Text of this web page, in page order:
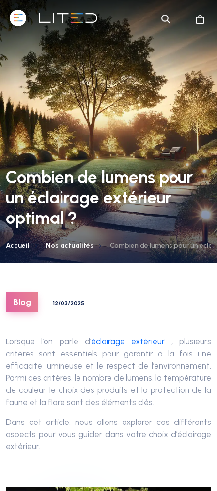
Combien de lumens pour
un éclairage extérieur
optimal ?
Accueil Nos actualités Combien de lumens pour un
Blog 12/03/2025
Lorsque l’on parle d’éclairage extérieur , plusieurs
critères sont essentiels pour garantir à la fois une
efficacité lumineuse et le respect de l’environnement.
Parmi ces critères, le nombre de lumens, la température
de couleur, le choix des produits et la protection de la
faune et la flore sont des éléments clés.
Dans cet article, nous allons explorer ces différents
aspects pour vous guider dans votre choix d’éclairage
extérieur.